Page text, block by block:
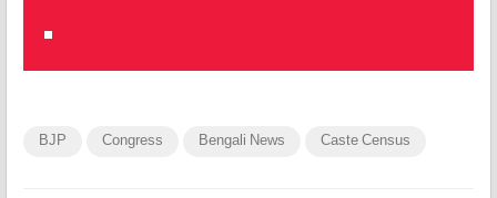
BJP Congress Bengali News Caste Census